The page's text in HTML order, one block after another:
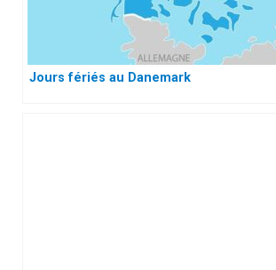
Jours fériés au Danemark